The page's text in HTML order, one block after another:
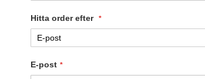
Hitta order efter
E-post